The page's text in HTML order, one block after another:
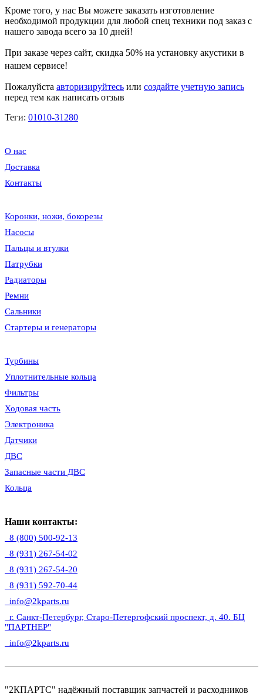
Кроме того, у нас Вы можете заказать изготовление
необходимой продукции для любой спец техники под заказ с
нашего завода всего за 10 дней!
При заказе через сайт, скидка 50% на установку акустики в
нашем сервисе!
Пожалуйста авторизируйтесь или создайте учетную запись
перед тем как написать отзыв
Теги: 01010-31280
О нас
Доставка
Контакты
Коронки, ножи, бокорезы
Насосы
Пальцы и втулки
Патрубки
Радиаторы
Ремни
Сальники
Стартеры и генераторы
Турбины
Уплотнительные кольца
Фильтры
Ходовая часть
Электроника
Датчики
ДВС
Запасные части ДВС
Кольца
Наши контакты:
8 (800) 500-92-13
8 (931) 267-54-02
8 (931) 267-54-20
8 (931) 592-70-44
info@2kparts.ru
г. Санкт-Петербург, Старо-Петергофский проспект, д. 40. БЦ
"ПАРТНЕР"
info@2kparts.ru
"2КПАРТС" надёжный поставщик запчастей и расходников